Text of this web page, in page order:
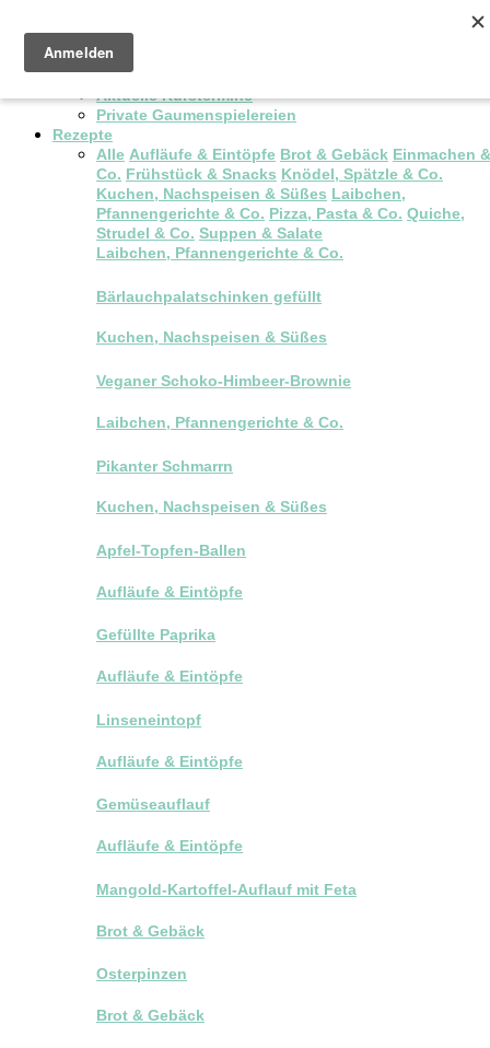
Pop-up Brunch
Kochkurse & Workshops
Aktuelle Kurstermine
Private Gaumenspielereien
Rezepte
Alle Aufläufe & Eintöpfe Brot & Gebäck Einmachen &
Co. Frühstück & Snacks Knödel, Spätzle & Co.
Kuchen, Nachspeisen & Süßes Laibchen,
Pfannengerichte & Co. Pizza, Pasta & Co. Quiche,
Strudel & Co. Suppen & Salate
Laibchen, Pfannengerichte & Co.
Bärlauchpalatschinken gefüllt
Kuchen, Nachspeisen & Süßes
Veganer Schoko-Himbeer-Brownie
Laibchen, Pfannengerichte & Co.
Pikanter Schmarrn
Kuchen, Nachspeisen & Süßes
Apfel-Topfen-Ballen
Aufläufe & Eintöpfe
Gefüllte Paprika
Aufläufe & Eintöpfe
Linseneintopf
Aufläufe & Eintöpfe
Gemüseauflauf
Aufläufe & Eintöpfe
Mangold-Kartoffel-Auflauf mit Feta
Brot & Gebäck
Osterpinzen
Brot & Gebäck